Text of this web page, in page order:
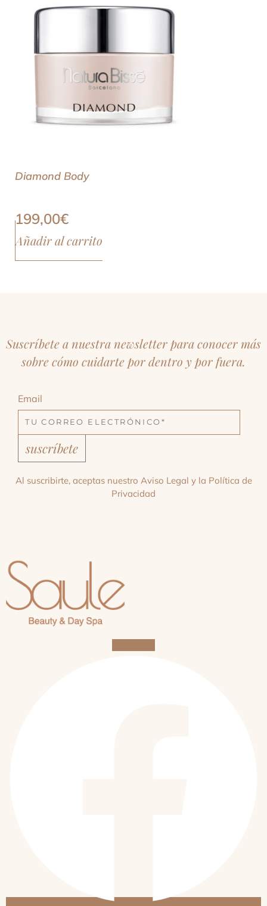
Diamond Body
199,00€
Añadir al carrito
Suscríbete a nuestra newsletter para conocer más
sobre cómo cuidarte por dentro y por fuera.
Email
suscríbete
Al suscribirte, aceptas nuestro Aviso Legal y la Política de
Privacidad